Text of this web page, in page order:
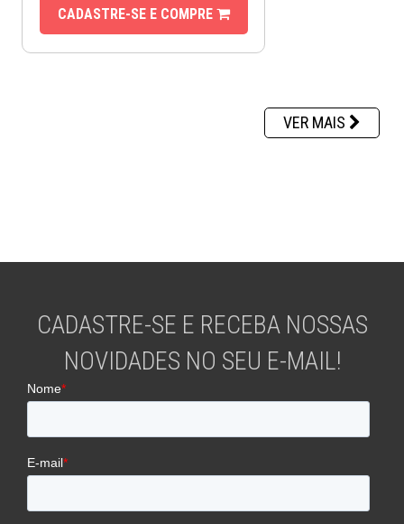
CADASTRE-SE E COMPRE
VER MAIS
CADASTRE-SE E RECEBA NOSSAS
NOVIDADES NO SEU E-MAIL!